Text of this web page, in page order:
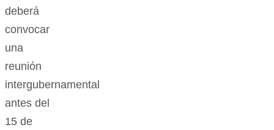
deberá
convocar
una
reunión
intergubernamental
antes del
15 de